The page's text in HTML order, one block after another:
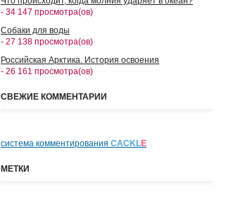
- 34 147 просмотра(ов)
Собаки для воды
- 27 138 просмотра(ов)
Российская Арктика. История освоения
- 26 161 просмотра(ов)
СВЕЖИЕ КОММЕНТАРИИ
система комментирования CACKLE
МЕТКИ